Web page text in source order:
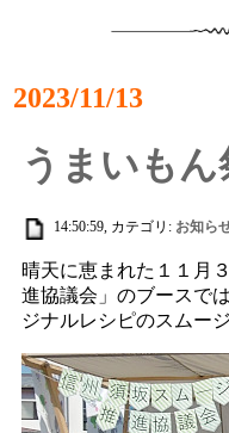
2023/11/13
うまいもん
14:50:59, カテゴリ: お知ら
晴天に恵まれた１１月
進協議会」のブースで
ジナルレシピのスムー